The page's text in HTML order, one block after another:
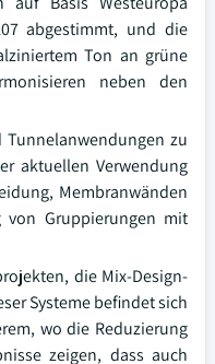
abgestimmt, und die
Ton an grüne
neben den
zu
aktuellen Verwendung
Membranwänden
von Gruppierungen mit
die Mix-Design-
Systeme befindet sich
wo die Reduzierung
zeigen, dass auch